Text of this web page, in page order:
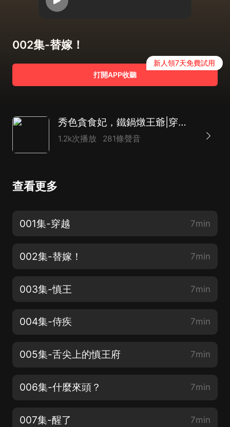
002集-替嫁！
打開APP收聽
新人領7天免費試用
秀色貪食妃，鐵鍋燉王爺|穿越替嫁美食廚娘爆笑|多播劇
1.2k次播放 281條聲音
查看更多
001集-穿越 7min
002集-替嫁！ 7min
003集-慎王 7min
004集-侍疾 7min
005集-舌尖上的慎王府 7min
006集-什麼來頭？ 7min
007集-醒了 7min